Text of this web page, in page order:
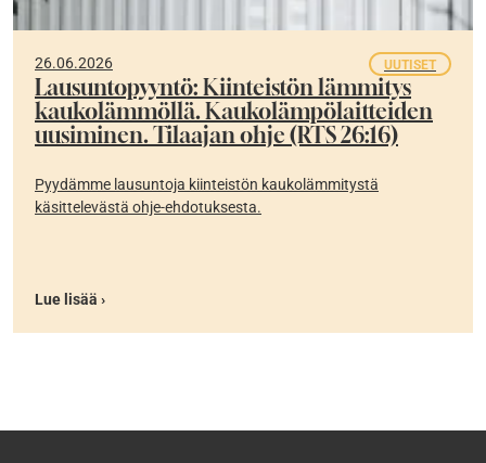
26.06.2026 UUTISET
Lausuntopyyntö: Kiinteistön lämmitys
kaukolämmöllä. Kaukolämpölaitteiden
uusiminen. Tilaajan ohje (RTS 26:16)
Pyydämme lausuntoja kiinteistön kaukolämmitystä
käsittelevästä ohje-ehdotuksesta.
Lue lisää ›